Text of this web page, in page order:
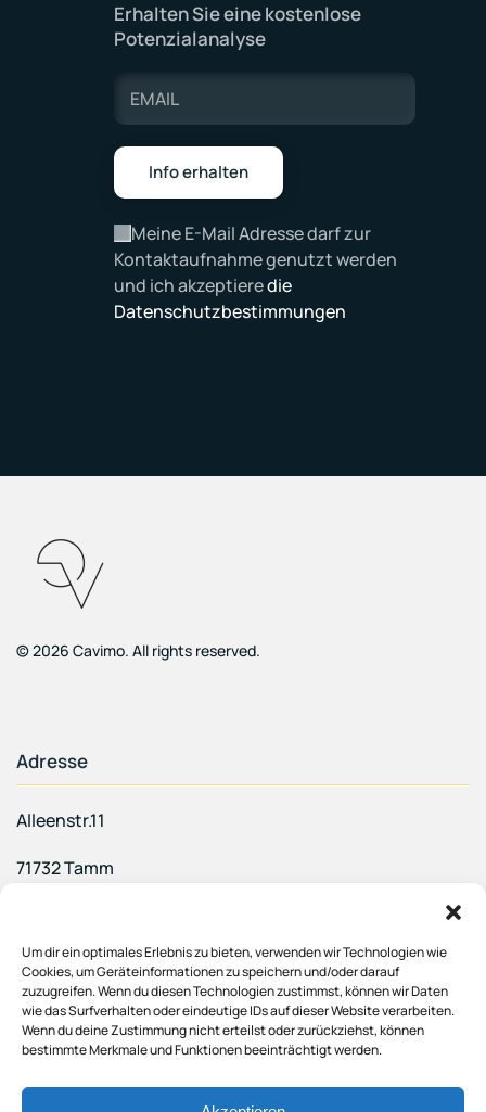
Um dir ein optimales Erlebnis zu bieten, verwenden wir Technologien wie
Cookies, um Geräteinformationen zu speichern und/oder darauf
zuzugreifen. Wenn du diesen Technologien zustimmst, können wir Daten
wie das Surfverhalten oder eindeutige IDs auf dieser Website verarbeiten.
Wenn du deine Zustimmung nicht erteilst oder zurückziehst, können
bestimmte Merkmale und Funktionen beeinträchtigt werden.
Erhalten Sie eine kostenlose
Potenzialanalyse
Meine E-Mail Adresse darf zur
Kontaktaufnahme genutzt werden
und ich akzeptieredie
Datenschutzbestimmungen
©2026 Cavimo. All rights reserved.
Adresse
Alleenstr.11
71732 Tamm
Follow Us
Datenschutz